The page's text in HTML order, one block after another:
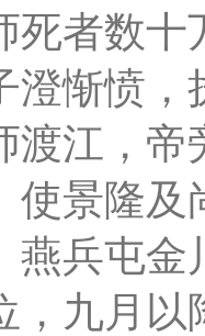
死者数十
澄惭愤，
渡江，帝
使景隆
燕兵屯金
，九月以